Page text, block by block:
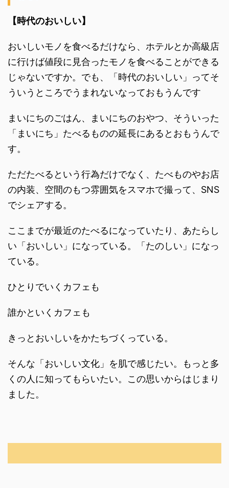
【時代のおいしい】
おいしいモノを食べるだけなら、ホテルとか高級店
に行けば値段に見合ったモノを食べることができる
じゃないですか。でも、「時代のおいしい」ってそ
ういうところでうまれないなっておもうんです
まいにちのごはん、まいにちのおやつ、そういった
「まいにち」たべるものの延長にあるとおもうんで
す。
ただたべるという行為だけでなく、たべものやお店
の内装、空間のもつ雰囲気をスマホで撮って、SNS
でシェアする。
ここまでが最近のたべるになっていたり、あたらし
い「おいしい」になっている。「たのしい」になっ
ている。
ひとりでいくカフェも
誰かといくカフェも
きっとおいしいをかたちづくっている。
そんな「おいしい文化」を肌で感じたい。もっと多
くの人に知ってもらいたい。この思いからはじまり
ました。